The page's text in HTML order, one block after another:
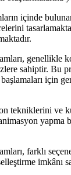
içinde
genellikle
sahiptir. Bu
için
tekniklerini ve
yapma
farklı
imkânı